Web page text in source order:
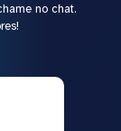
no chat.